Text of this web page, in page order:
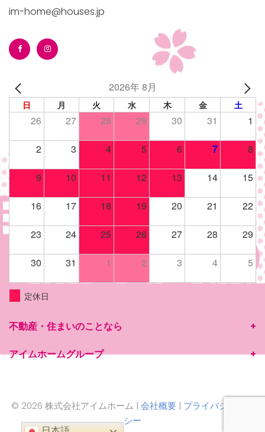
im-home@houses.jp
2026年 8月
日 月 火 水 木 金 土
26 27 28 29 30 31 1
2 3 4 5 6 7 8
9 10 11 12 13 14 15
16 17 18 19 20 21 22
23 24 25 26 27 28 29
30 31 1 2 3 4 5
定休日
不動産・住まいのことなら
アイムホームグループ
© 2026 株式会社アイムホーム | 会社概要| プライバシーポリ
シー